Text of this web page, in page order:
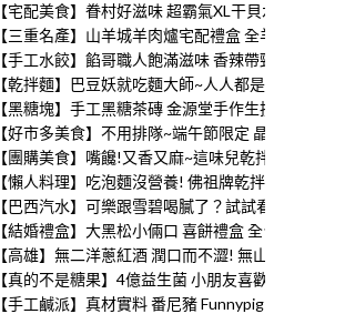
【宅配美食】眷村好滋味 超霸氣XL干貝水餃 果貿
【三重名產】山羊城羊肉爐宅配禮盒 全羊料理輕
【手工水餃】餡哥職人飽滿滋味 香辣帶勁~不出門
【乾拌麵】巴豆妖就吃麵大師~人人都是大廚好滋
【黑糖塊】手工黑糖茶磚 金源堂手作生技 生理期
【好市多美食】不用排隊~端午節限定 晶華酒店粽
【團購美食】嘴饞!又香又麻~這味兒乾拌麵 私房
【懶人料理】吃泡麵沒營養! 佛祖牌乾拌調和米粉
【巴西汽水】可樂跟雪碧喝膩了？試試看 Guara
【結婚禮盒】大黑松小倆口 喜餅禮盒 全台十大好
【高雄】無二洋蔥紅酒 潤口而不澀! 無山有機烏龍
【真的不是糖果】4億益生菌 小朋友喜歡~乳酸菌
【手工鹹派】真材實料 番尼豬 Funnypig 天然 番